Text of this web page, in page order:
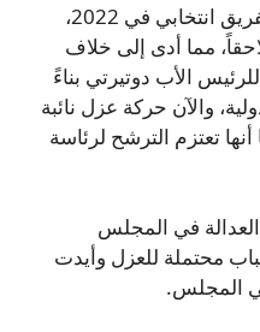
ترشّحت دوتيرتي وماركوس كفريق انتخابي في 2022،
مما أدى إلى خلاف
الأب دوتيرتي بناءً
والآن حركة عزل نائبة
تعتزم الترشح لرئاسة
في المجلس
وجود أسباب محتملة للعزل وأيدت
المجلس.